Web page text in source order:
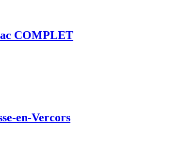
COMPLET
en-Vercors